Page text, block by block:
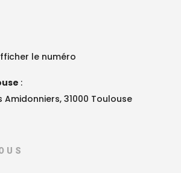
le numéro
:
Amidonniers, 31000 Toulouse